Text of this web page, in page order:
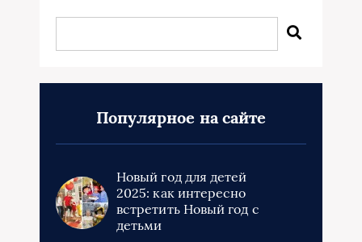
Популярное на сайте
Новый год для детей
2025: как интересно
встретить Новый год с
детьми